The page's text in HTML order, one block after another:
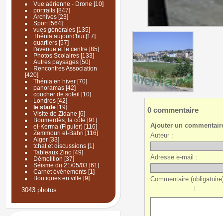
Vue aérienne - Drone [10]
portraits[847]
Archives [23]
Sport[564]
vues générales[135]
Thénia aujourd'hui [17]
quartiers[57]
l'avenue et le centre [85]
Photos Scolaires[133]
Autres paysages[50]
Rencontres Association
[420]
Thénia en hiver[70]
panoramas[42]
coucher de soleil [10]
Londres[42]
le stade[19]
Visite de Zidane [6]
Boumerdès, la côte [91]
el-Kerma (Figuier)[116]
Zemmouri el-Bahri [116]
Alger[33]
tchat et discussions[1]
Tableaux Zino[49]
Démolition [37]
Séisme du 21/05/03 [61]
Carnet événements[1]
Boutiques en ville [9]
3043 photos
0 commentaire
Ajouter un
Auteur :
Adresse e-mail :
Commentaire
|